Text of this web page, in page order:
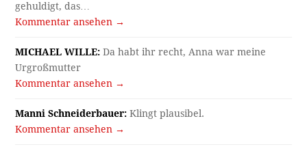
gehuldigt, das…
Kommentar ansehen →
MICHAEL WILLE: Da habt ihr recht, Anna war meine
Urgroßmutter
Kommentar ansehen →
Manni Schneiderbauer: Klingt plausibel.
Kommentar ansehen →